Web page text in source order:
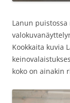
Lanun puistossa
Kookkaita kuvia
koko on ainakin